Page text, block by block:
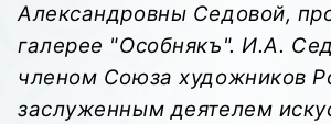
Александровны Седовой,
галерее "Особнякъ". И.А.
членом Союза художников
заслуженным деятелем